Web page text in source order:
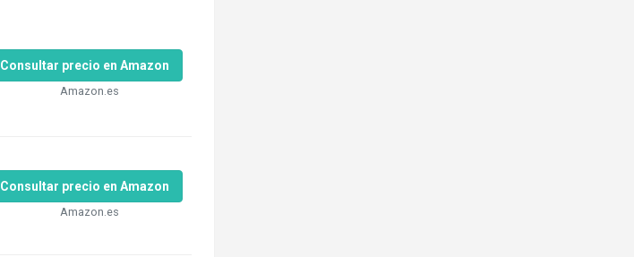
Consultar precio en Amazon
Amazon.es
Consultar precio en Amazon
Amazon.es